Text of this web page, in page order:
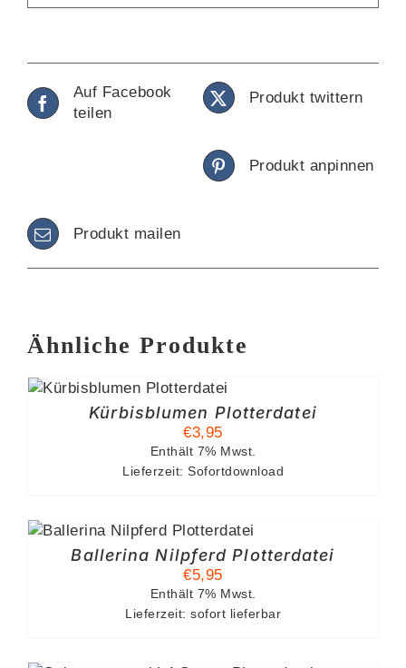
Auf Facebook
teilen
Produkt twittern
Produkt anpinnen
Produkt mailen
Ähnliche Produkte
Kürbisblumen Plotterdatei
€3,95
Enthält 7% Mwst.
Lieferzeit: Sofortdownload
Ballerina Nilpferd Plotterdatei
€5,95
Enthält 7% Mwst.
Lieferzeit: sofort lieferbar